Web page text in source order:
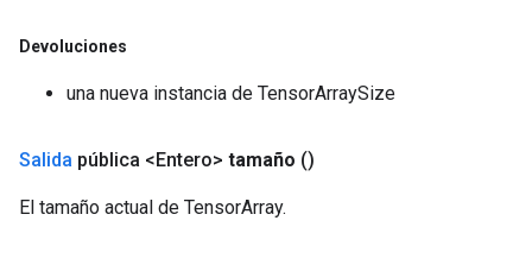
Devoluciones
una nueva instancia de TensorArraySize
Salida pública <Entero> tamaño ()
El tamaño actual de TensorArray.